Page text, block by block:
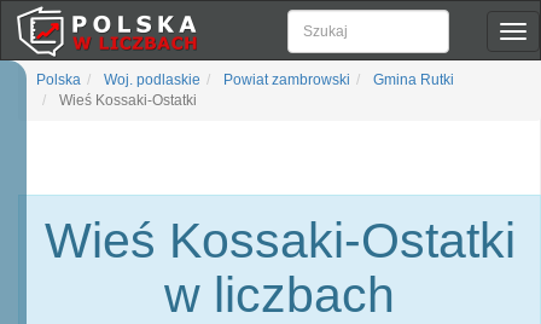
Polska Woj. podlaskie Powiat zambrowski
Gmina Rutki
Wieś Kossaki-Ostatki
Wieś Kossaki-Ostatki
w liczbach